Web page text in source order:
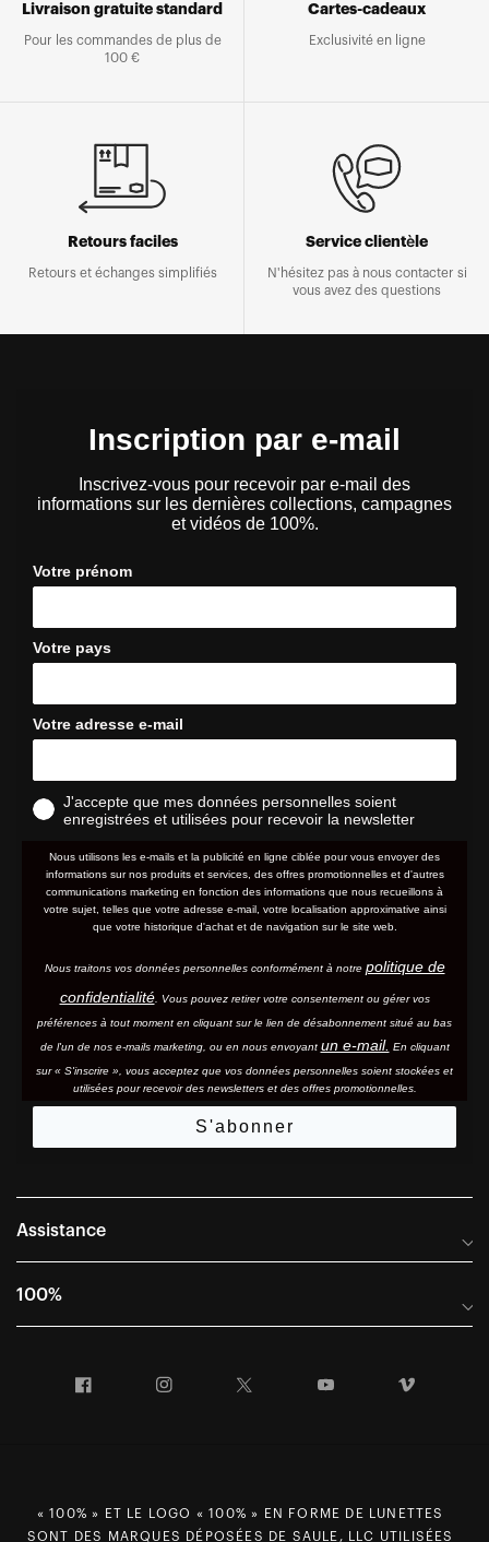
Livraison gratuite standard
Pour les commandes de plus de
100 €
Cartes-cadeaux
Exclusivité en ligne
Retours faciles
Retours et échanges simplifiés
Service clientèle
N'hésitez pas à nous contacter si
vous avez des questions
Inscription par e-mail
Inscrivez-vous pour recevoir par e-mail des
informations sur les dernières collections, campagnes
et vidéos de 100%.
Votre prénom
Votre pays
Votre adresse e-mail
J'accepte que mes données personnelles soient
enregistrées et utilisées pour recevoir la newsletter
Nous utilisons les e-mails et la publicité en ligne ciblée pour vous envoyer des
informations sur nos produits et services, des offres promotionnelles et d'autres
communications marketing en fonction des informations que nous recueillons à
votre sujet, telles que votre adresse e-mail, votre localisation approximative ainsi
que votre historique d'achat et de navigation sur le site web.
Nous traitons vos données personnelles conformément à notre politique de
confidentialité. Vous pouvez retirer votre consentement ou gérer vos
préférences à tout moment en cliquant sur le lien de désabonnement situé au bas
de l'un de nos e-mails marketing, ou en nous envoyant un e-mail. En cliquant
sur « S'inscrire », vous acceptez que vos données personnelles soient stockées et
utilisées pour recevoir des newsletters et des offres promotionnelles.
S'abonner
Assistance
Foire aux questions
Conditions générales de vente
100%
Informations sur l'entreprise
du RGPD
Facebook Instagram YouTube
« 100% » ET LE LOGO « 100% » EN FORME DE LUNETTES
SONT DES MARQUES DÉPOSÉES DE SAULE, LLC UTILISÉES